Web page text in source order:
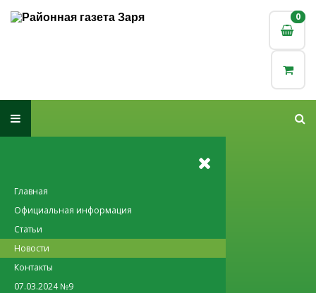
0
0
Главная
Официальная информация
Статьи
Новости
Контакты
07.03.2024 №9